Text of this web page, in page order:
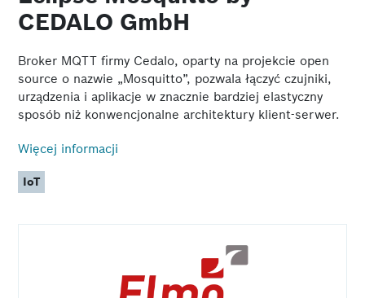
CEDALO GmbH
Broker MQTT firmy Cedalo, oparty na projekcie open
source o nazwie „Mosquitto”, pozwala łączyć czujniki,
urządzenia i aplikacje w znacznie bardziej elastyczny
sposób niż konwencjonalne architektury klient-serwer.
Więcej informacji
IoT